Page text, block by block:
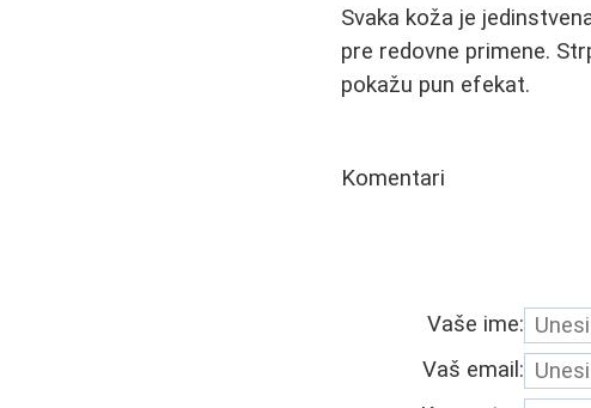
Svaka koža je
pre redovne primene.
pokažu pun efekat.
Komentari
Vaše ime:
Vaš email: